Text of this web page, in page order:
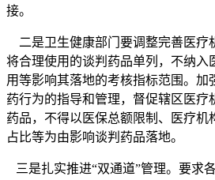
接。
二是卫生健康部门要调整完善医疗
将合理使用的谈判药品单列，不纳入
用等影响其落地的考核指标范围。加
药行为的指导和管理，督促辖区医疗
药品，不得以医保总额限制、医疗机
占比等为由影响谈判药品落地。
三是扎实推进“双通道”管理。要求